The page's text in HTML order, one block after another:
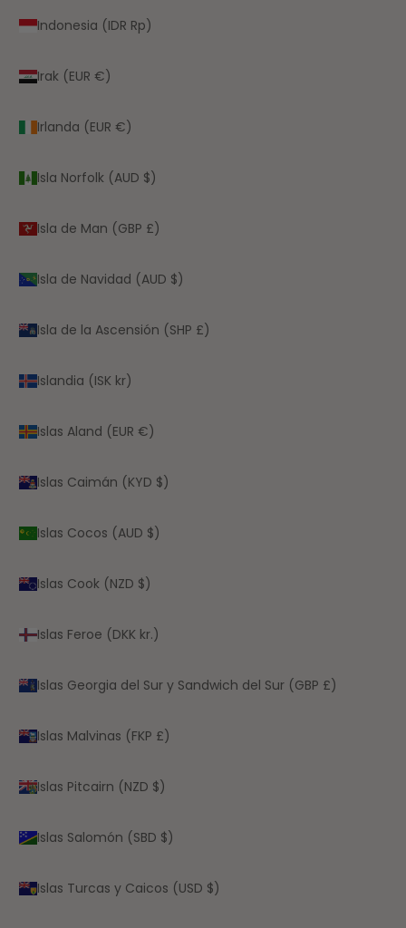
Indonesia (IDR Rp)
Irak (EUR €)
Irlanda (EUR €)
Isla Norfolk (AUD $)
Isla de Man (GBP £)
Isla de Navidad (AUD $)
Isla de la Ascensión (SHP £)
Islandia (ISK kr)
Islas Aland (EUR €)
Islas Caimán (KYD $)
Islas Cocos (AUD $)
Islas Cook (NZD $)
Islas Feroe (DKK kr.)
Islas Georgia del Sur y Sandwich del Sur (GBP £)
Islas Malvinas (FKP £)
Islas Pitcairn (NZD $)
Islas Salomón (SBD $)
Islas Turcas y Caicos (USD $)